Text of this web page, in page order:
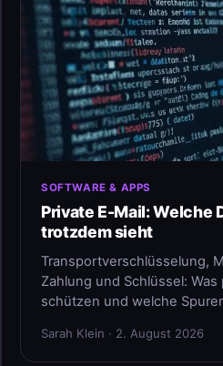
SOFTWARE & APPS
Private E-Mail: Welche
trotzdem sieht
Transportverschlüsselung,
Zahlung und Schlüssel:
schützen und welche
Sarah Klein · 2. August 2026